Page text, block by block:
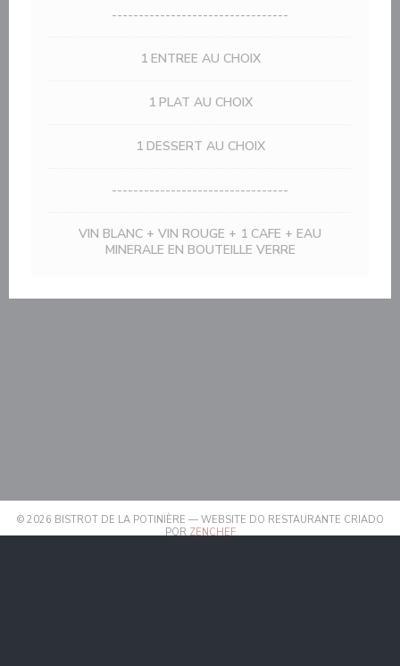
---------------------------------
1 ENTREE AU CHOIX
1 PLAT AU CHOIX
1 DESSERT AU CHOIX
---------------------------------
VIN BLANC + VIN ROUGE + 1 CAFE + EAU
MINERALE EN BOUTEILLE VERRE
© 2026 BISTROT DE LA POTINIÈRE — WEBSITE DO RESTAURANTE CRIADO
PORZENCHEF((ABRE NUMA NOVA JANELA))